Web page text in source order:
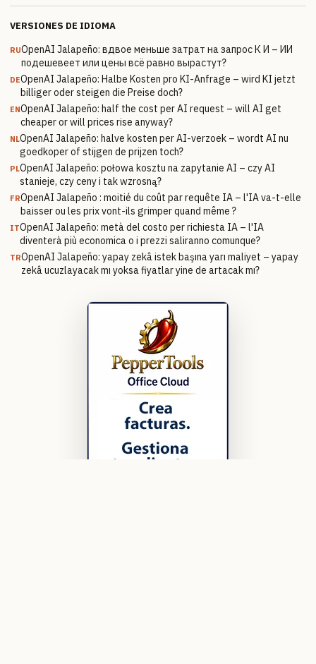
VERSIONES DE IDIOMA
RUOpenAI Jalapeño: вдвое меньше затрат на запрос К И – ИИ
подешевеет или цены всё равно вырастут?
DEOpenAI Jalapeño: Halbe Kosten pro KI-Anfrage – wird KI jetzt
billiger oder steigen die Preise doch?
ENOpenAI Jalapeño: half the cost per AI request – will AI get
cheaper or will prices rise anyway?
NLOpenAI Jalapeño: halve kosten per AI-verzoek – wordt AI nu
goedkoper of stijgen de prijzen toch?
PLOpenAI Jalapeño: połowa kosztu na zapytanie AI – czy AI
stanieje, czy ceny i tak wzrosną?
FROpenAI Jalapeño : moitié du coût par requête IA – l'IA va-t-elle
baisser ou les prix vont-ils grimper quand même ?
ITOpenAI Jalapeño: metà del costo per richiesta IA – l'IA
diventerà più economica o i prezzi saliranno comunque?
TROpenAI Jalapeño: yapay zekâ istek başına yarı maliyet – yapay
zekâ ucuzlayacak mı yoksa fiyatlar yine de artacak mı?